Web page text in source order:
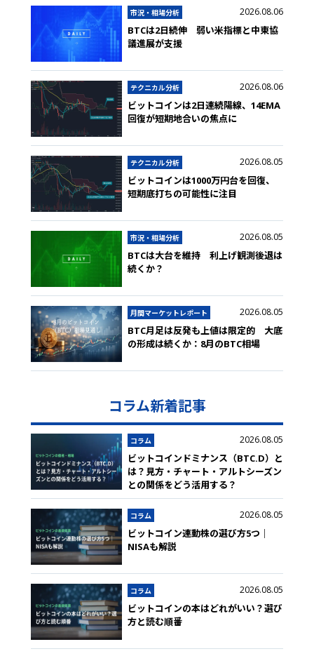
市況・相場分析 2026.08.06
BTCは2日続伸 弱い米指標と中東協
議進展が支援
テクニカル分析 2026.08.06
ビットコインは2日連続陽線、14EMA
回復が短期地合いの焦点に
テクニカル分析 2026.08.05
ビットコインは1000万円台を回復、
短期底打ちの可能性に注目
市況・相場分析 2026.08.05
BTCは大台を維持 利上げ観測後退は
続くか？
月間マーケットレポート 2026.08.05
BTC月足は反発も上値は限定的 大底
の形成は続くか：8月のBTC相場
コラム新着記事
コラム 2026.08.05
ビットコインドミナンス（BTC.D）と
は？見方・チャート・アルトシーズン
との関係をどう活用する？
コラム 2026.08.05
ビットコイン連動株の選び方5つ｜
NISAも解説
コラム 2026.08.05
ビットコインの本はどれがいい？選び
方と読む順番